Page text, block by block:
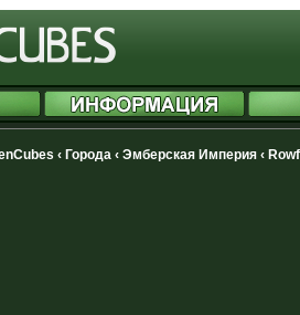
‹ Города ‹ Эмберская Империя ‹